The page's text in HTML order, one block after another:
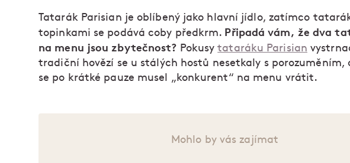
Tatarák Parisian je oblíbený jako hlavní jídlo, zatímco
topinkami se podává coby předkrm. Připadá vám, že dva
na menu jsou zbytečnost? Pokusytataráku Parisian
tradiční hovězí se u stálých hostů nesetkaly s porozuměním,
se po krátké pauze musel „konkurent“ na menu vrátit.
Mohlo by vás zajímat